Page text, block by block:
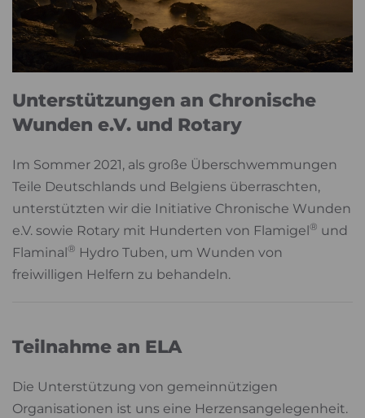
Unterstützungen an Chronische
Wunden e.V. und Rotary
Im Sommer 2021, als große Überschwemmungen
Teile Deutschlands und Belgiens überraschten,
unterstützten wir die Initiative Chronische Wunden
e.V. sowie Rotary mit Hunderten von Flamigel ® und
Flaminal ® Hydro Tuben, um Wunden von
freiwilligen Helfern zu behandeln.
Teilnahme an ELA
Die Unterstützung von gemeinnützigen
Organisationen ist uns eine Herzensangelegenheit.